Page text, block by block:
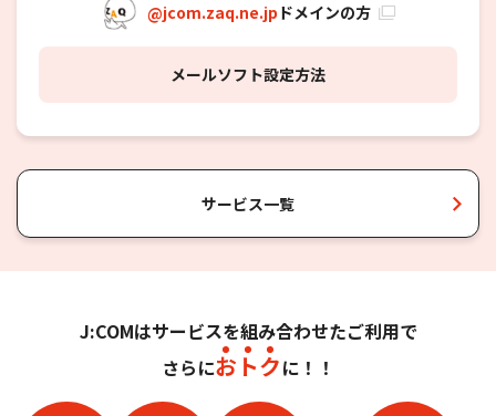
@jcom.zaq.ne.jp ドメインの方
メールソフト設定方法
サービス一覧
大分市、由布市の同軸エリア・杵築市・中津市にお住まいの
J:COMはサービスを組み合わせたご利用で
さらにお トクに！！